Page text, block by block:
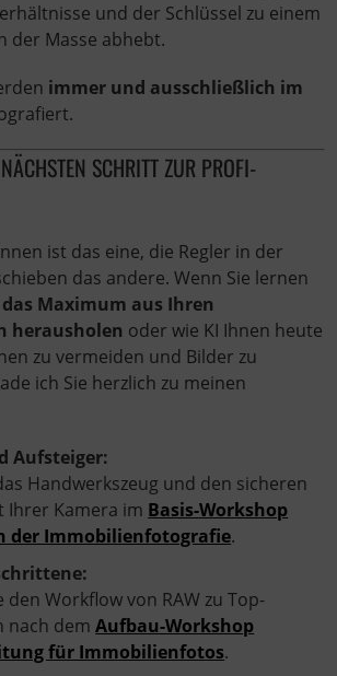
und der Schlüssel zu einem
der Masse abhebt.
immer und ausschließlich im
SCHRITT ZUR PROFI-
ist das eine, die Regler in der
das andere. Wenn Sie lernen
das Maximum aus Ihren
herausholen oder wie KI Ihnen heute
zu vermeiden und Bilder zu
ich Sie herzlich zu meinen
Aufsteiger:
Handwerkszeug und den sicheren
Ihrer Kamera im Basis-Workshop
der Immobilienfotografie.
den Workflow von RAW zu Top-
nach demAufbau-Workshop
für Immobilienfotos.